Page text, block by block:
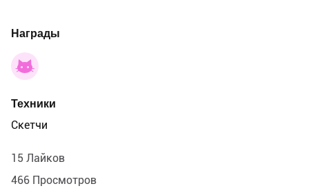
Награды
Техники
Скетчи
15 Лайков
466 Просмотров